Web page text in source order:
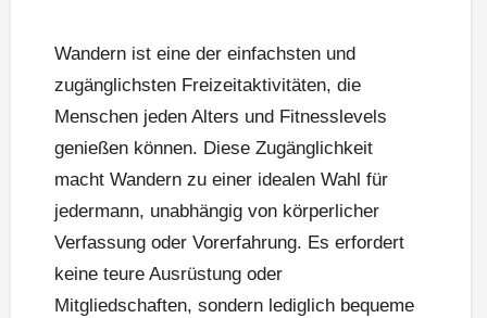
Wandern ist eine der einfachsten und
zugänglichsten Freizeitaktivitäten, die
Menschen jeden Alters und Fitnesslevels
genießen können. Diese Zugänglichkeit
macht Wandern zu einer idealen Wahl für
jedermann, unabhängig von körperlicher
Verfassung oder Vorerfahrung. Es erfordert
keine teure Ausrüstung oder
Mitgliedschaften, sondern lediglich bequeme